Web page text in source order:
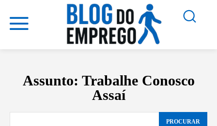
Assunto: Trabalhe Conosco
Assaí
PROCURAR